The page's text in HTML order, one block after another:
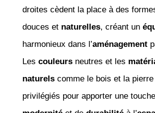
droites cèdent la place à des
douces et naturelles, créant un
harmonieux dans l’aménagement
Les couleursneutres et les
naturelscomme le bois et la pierre
privilégiés pour apporter une